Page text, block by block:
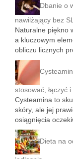
Dbanie o
nawilżający bez
Naturalne piękno
a kluczowym
obliczu licznych
stosować, łączyć
Cysteamina to
skóry, ale jej
osiągnięcia
Dieta na